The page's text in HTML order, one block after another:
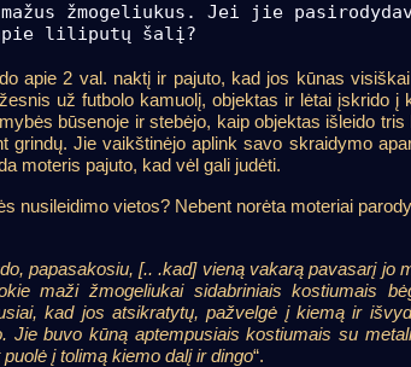
žmogeliukus. Jei jie
liliputų šalį?
apie 2 val. naktį ir pajuto, kad jos kūnas
už futbolo kamuolį, objektas ir lėtai įskrido į
būsenoje ir stebėjo, kaip objektas išleido tris
Jie vaikštinėjo aplink savo skraidymo
moteris pajuto, kad vėl gali judėti.
nusileidimo vietos? Nebent norėta moteriai
papasakosiu, [.. .kad] vieną vakarą pavasarį jo
maži žmogeliukai sidabriniais kostiumais
kad jos atsikratytų, pažvelgė į kiemą ir
Jie buvo kūną aptempusiais kostiumais su
į tolimą kiemo dalį ir dingo“.